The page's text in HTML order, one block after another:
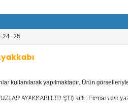
24-25
kategorisinde;
Spor Ayakkabılar, Keten - Kot
kullanılarak yapılmaktadır. Ürün
AYAKKABI LTD.ŞTİ) aittir. Firmamızın